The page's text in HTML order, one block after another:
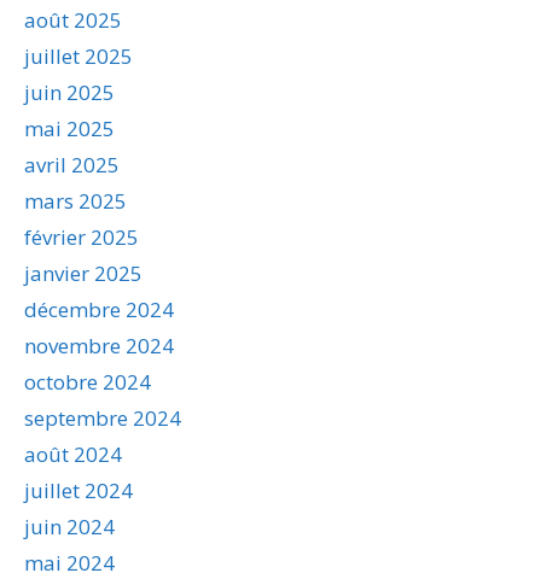
août 2025
juillet 2025
juin 2025
mai 2025
avril 2025
mars 2025
février 2025
janvier 2025
décembre 2024
novembre 2024
octobre 2024
septembre 2024
août 2024
juillet 2024
juin 2024
mai 2024